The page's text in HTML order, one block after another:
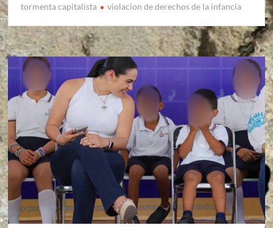
tormenta capitalista
violacion de derechos de la infancia